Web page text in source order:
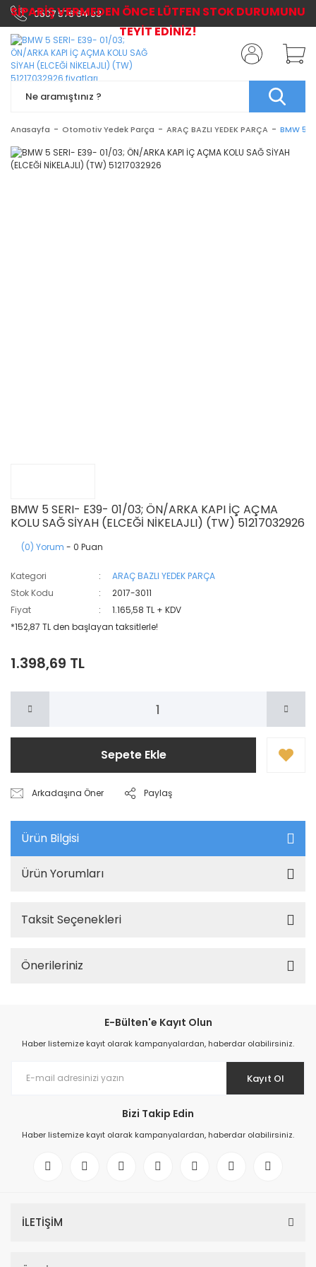
0507 576 64 03
Anasayfa Otomotiv Yedek Parça ARAÇ BAZLI YEDEK PARÇA BMW 5
BMW 5 SERI- E39- 01/03; ÖN/ARKA KAPI İÇ AÇMA
KOLU SAĞ SİYAH (ELCEĞİ NİKELAJLI) (TW) 51217032926
(0) Yorum - 0 Puan
Kategori
ARAÇ BAZLI YEDEK PARÇA
Stok Kodu
2017-3011
Fiyat
1.165,58 TL + KDV
*152,87 TL den başlayan taksitlerle!
1.398,69 TL
Sepete Ekle
Arkadaşına Öner Paylaş
Ürün Bilgisi
Ürün Yorumları
Taksit Seçenekleri
Önerileriniz
E-Bülten'e Kayıt Olun
Haber listemize kayıt olarak kampanyalardan, haberdar olabilirsiniz.
Kayıt Ol
Bizi Takip Edin
Haber listemize kayıt olarak kampanyalardan, haberdar olabilirsiniz.
İLETİŞİM
SİPARİŞ VERMEDEN ÖNCE LÜTFEN STOK DURUMUNU
TEYİT EDİNİZ!